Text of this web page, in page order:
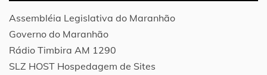
Assembléia Legislativa do Maranhão
Governo do Maranhão
Rádio Timbira AM 1290
SLZ HOST Hospedagem de Sites